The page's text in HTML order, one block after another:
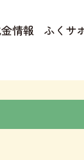
情報 ふくサ